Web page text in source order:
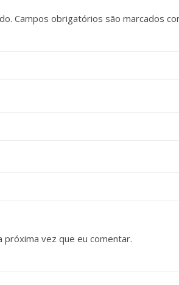
Campos obrigatórios são marcados
próxima vez que eu comentar.